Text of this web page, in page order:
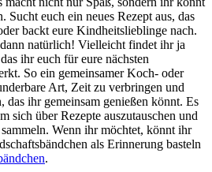
Sucht euch ein neues Rezept aus, das
backt eure Kindheitslieblinge nach.
natürlich! Vielleicht findet ihr ja
ihr euch für eure nächsten
So ein gemeinsamer Koch- oder
Art, Zeit zu verbringen und
das ihr gemeinsam genießen könnt. Es
sich über Rezepte auszutauschen und
Wenn ihr möchtet, könnt ihr
als Erinnerung basteln
.